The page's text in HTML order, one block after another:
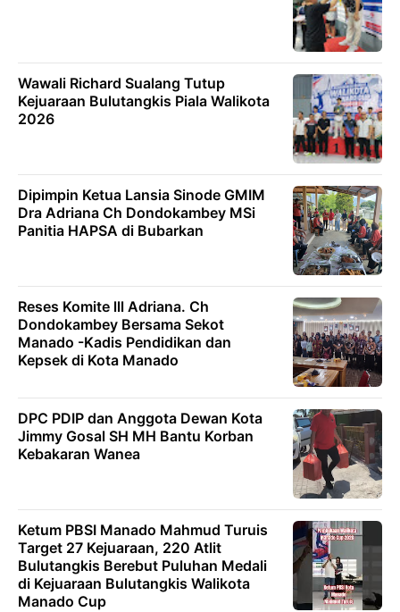
Wawali Richard Sualang Tutup
Kejuaraan Bulutangkis Piala Walikota
2026
Dipimpin Ketua Lansia Sinode GMIM
Dra Adriana Ch Dondokambey MSi
Panitia HAPSA di Bubarkan
Reses Komite lll Adriana. Ch
Dondokambey Bersama Sekot
Manado -Kadis Pendidikan dan
Kepsek di Kota Manado
DPC PDIP dan Anggota Dewan Kota
Jimmy Gosal SH MH Bantu Korban
Kebakaran Wanea
Ketum PBSI Manado Mahmud Turuis
Target 27 Kejuaraan, 220 Atlit
Bulutangkis Berebut Puluhan Medali
di Kejuaraan Bulutangkis Walikota
Manado Cup